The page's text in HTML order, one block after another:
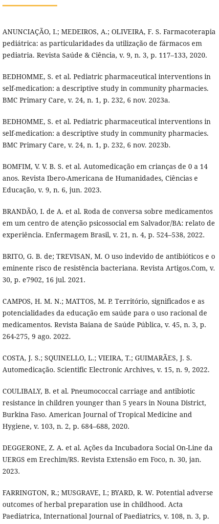
ANUNCIAÇÃO, I.; MEDEIROS, A.; OLIVEIRA, F. S. Farmacoterapia
pediátrica: as particularidades da utilização de fármacos em
pediatria. Revista Saúde & Ciência, v. 9, n. 3, p. 117–133, 2020.
BEDHOMME, S. et al. Pediatric pharmaceutical interventions in
self-medication: a descriptive study in community pharmacies.
BMC Primary Care, v. 24, n. 1, p. 232, 6 nov. 2023a.
BEDHOMME, S. et al. Pediatric pharmaceutical interventions in
self-medication: a descriptive study in community pharmacies.
BMC Primary Care, v. 24, n. 1, p. 232, 6 nov. 2023b.
BOMFIM, V. V. B. S. et al. Automedicação em crianças de 0 a 14
anos. Revista Ibero-Americana de Humanidades, Ciências e
Educação, v. 9, n. 6, jun. 2023.
BRANDÃO, I. de A. et al. Roda de conversa sobre medicamentos
em um centro de atenção psicossocial em Salvador/BA: relato de
experiência. Enfermagem Brasil, v. 21, n. 4, p. 524–538, 2022.
BRITO, G. B. de; TREVISAN, M. O uso indevido de antibióticos e o
eminente risco de resistência bacteriana. Revista Artigos.Com, v.
30, p. e7902, 16 jul. 2021.
CAMPOS, H. M. N.; MATTOS, M. P. Território, significados e as
potencialidades da educação em saúde para o uso racional de
medicamentos. Revista Baiana de Saúde Pública, v. 45, n. 3, p.
264-275, 9 ago. 2022.
COSTA, J. S.; SQUINELLO, L.; VIEIRA, T.; GUIMARÃES, J. S.
Automedicação. Scientific Electronic Archives, v. 15, n. 9, 2022.
COULIBALY, B. et al. Pneumococcal carriage and antibiotic
resistance in children younger than 5 years in Nouna District,
Burkina Faso. American Journal of Tropical Medicine and
Hygiene, v. 103, n. 2, p. 684–688, 2020.
DEGGERONE, Z. A. et al. Ações da Incubadora Social On-Line da
UERGS em Erechim/RS. Revista Extensão em Foco, n. 30, jan.
2023.
FARRINGTON, R.; MUSGRAVE, I.; BYARD, R. W. Potential adverse
outcomes of herbal preparation use in childhood. Acta
Paediatrica, International Journal of Paediatrics, v. 108, n. 3, p.